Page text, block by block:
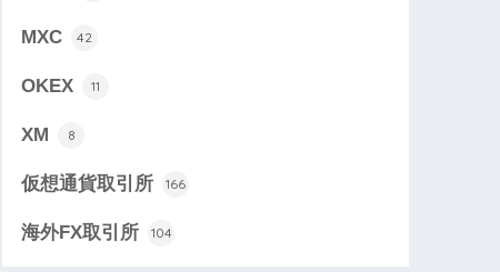
MXC 42
OKEX 11
XM 8
仮想通貨取引所 166
海外FX取引所 104